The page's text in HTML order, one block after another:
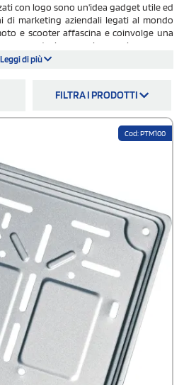
con logo sono un'idea gadget utile ed
di marketing aziendali legati al mondo
e scooter affascina e coinvolge una
per cui organizzare una
o fiere di settore è un'opzione di
rapporto qualità e prezzo eccellente, la
Leggi di più
FILTRA I PRODOTTI
Cod: PTM100